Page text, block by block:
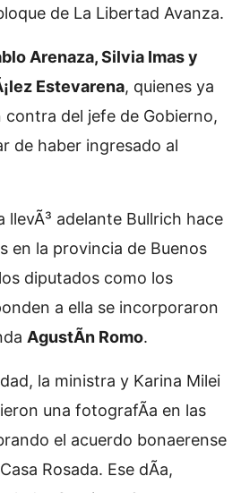
de La Libertad Avanza.
Arenaza, Silvia Imas y
Estevarena, quienes ya
del jefe de Gobierno,
de haber ingresado al
llevÃ³ adelante Bullrich hace
en la provincia de Buenos
diputados como los
a ella se incorporaron
AgustÃ­n Romo.
la ministra y Karina Milei
una fotografÃ­a en las
el acuerdo bonaerense
Rosada. Ese dÃ­a,